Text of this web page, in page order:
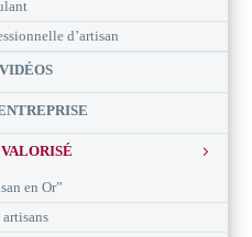
d’artisan
en Or”